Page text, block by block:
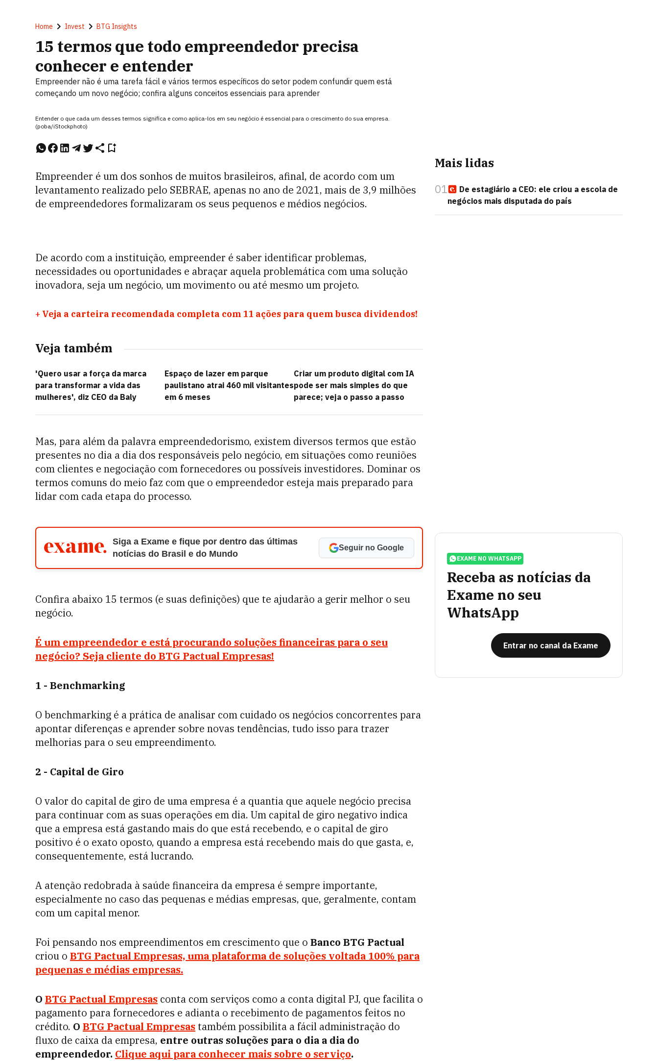
Home Invest BTG Insights
15 termos que todo empreendedor precisa
conhecer e entender
Empreender não é uma tarefa fácil e vários termos específicos do setor podem confundir quem está
começando um novo negócio; confira alguns conceitos essenciais para aprender
Entender o que cada um desses termos significa e como aplica-los em seu negócio é essencial para o crescimento do sua empresa.
(poba/iStockphoto)
Empreender é um dos sonhos de muitos brasileiros, afinal, de acordo com um
levantamento realizado pelo SEBRAE, apenas no ano de 2021, mais de 3,9 milhões
de empreendedores formalizaram os seus pequenos e médios negócios.
De acordo com a instituição, empreender é saber identificar problemas,
necessidades ou oportunidades e abraçar aquela problemática com uma solução
inovadora, seja um negócio, um movimento ou até mesmo um projeto.
+ Veja a carteira recomendada completa com 11 ações para quem busca dividendos!
Veja também
'Quero usar a força da marca
para transformar a vida das
mulheres', diz CEO da Baly
Espaço de lazer em parque
paulistano atrai 460 mil visitantes
em 6 meses
Criar um produto digital com IA
pode ser mais simples do que
parece; veja o passo a passo
Mas, para além da palavra empreendedorismo, existem diversos termos que estão
presentes no dia a dia dos responsáveis pelo negócio, em situações como reuniões
com clientes e negociação com fornecedores ou possíveis investidores. Dominar os
termos comuns do meio faz com que o empreendedor esteja mais preparado para
lidar com cada etapa do processo.
Siga a Exame e fique por dentro das últimas
notícias do Brasil e do Mundo
Seguir no Google
Confira abaixo 15 termos (e suas definições) que te ajudarão a gerir melhor o seu
negócio.
É um empreendedor e está procurando soluções financeiras para o seu
negócio? Seja cliente do BTG Pactual Empresas!
1 - Benchmarking
O benchmarking é a prática de analisar com cuidado os negócios concorrentes para
apontar diferenças e aprender sobre novas tendências, tudo isso para trazer
melhorias para o seu empreendimento.
2 - Capital de Giro
O valor do capital de giro de uma empresa é a quantia que aquele negócio precisa
para continuar com as suas operações em dia. Um capital de giro negativo indica
que a empresa está gastando mais do que está recebendo, e o capital de giro
positivo é o exato oposto, quando a empresa está recebendo mais do que gasta, e,
consequentemente, está lucrando.
A atenção redobrada à saúde financeira da empresa é sempre importante,
especialmente no caso das pequenas e médias empresas, que, geralmente, contam
com um capital menor.
Foi pensando nos empreendimentos em crescimento que o Banco BTG Pactual
criou o BTG Pactual Empresas, uma plataforma de soluções voltada 100% para
pequenas e médias empresas.
O BTG Pactual Empresas conta com serviços como a conta digital PJ, que facilita o
pagamento para fornecedores e adianta o recebimento de pagamentos feitos no
crédito. O BTG Pactual Empresas também possibilita a fácil administração do
fluxo de caixa da empresa, entre outras soluções para o dia a dia do
empreendedor. Clique aqui para conhecer mais sobre o serviço.
Mais lidas
01
De estagiário a CEO: ele criou a escola de
negócios mais disputada do país
EXAME NO WHATSAPP
Receba as notícias da
Exame no seu
WhatsApp
Entrar no canal da Exame